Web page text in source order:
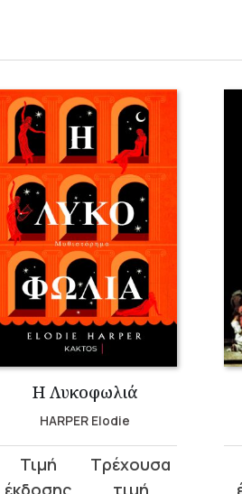
Η Λυκοφωλιά
HARPER Elodie
Original
price
Current
price